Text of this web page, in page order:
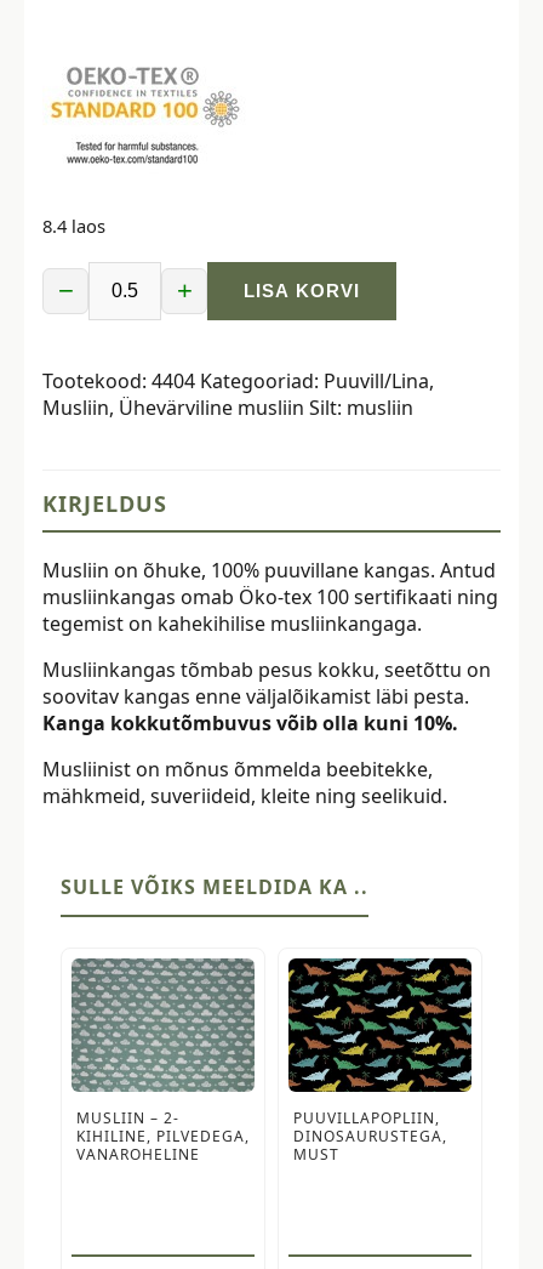
8.4 laos
−
kihiline,
vanaroheline
+ LISA KORVI
Tootekood: 4404 Kategooriad: Puuvill/Lina,
Musliin, Ühevärviline musliin Silt: musliin
KIRJELDUS
Musliin on õhuke, 100% puuvillane kangas. Antud
musliinkangas omab Öko-tex 100 sertifikaati ning
tegemist on kahekihilise musliinkangaga.
Musliinkangas tõmbab pesus kokku, seetõttu on
soovitav kangas enne väljalõikamist läbi pesta.
Kanga kokkutõmbuvus võib olla kuni 10%.
Musliinist on mõnus õmmelda beebitekke,
mähkmeid, suveriideid, kleite ning seelikuid.
SULLE VÕIKS MEELDIDA KA ..
MUSLIIN – 2-
KIHILINE, PILVEDEGA,
VANAROHELINE
PUUVILLAPOPLIIN,
DINOSAURUSTEGA,
MUST